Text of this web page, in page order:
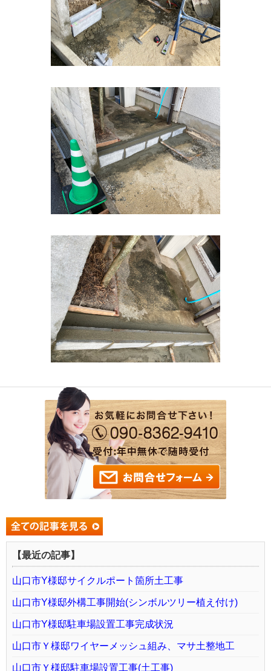
【最近の記事】
山口市Y様邸サイクルポート箇所土工事
山口市Y様邸外構工事開始(シンボルツリー植え付け)
山口市Y様邸駐車場設置工事完成状況
山口市Ｙ様邸ワイヤーメッシュ組み、マサ土整地工
山口市Ｙ様邸駐車場設置工事(土工事)